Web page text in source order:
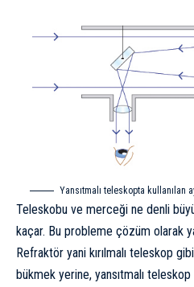
Yansıtmalı teleskopta kullanılan
Teleskobu ve merceği ne denli
kaçar. Bu probleme çözüm olarak
Refraktör yani kırılmalı teleskop
bükmek yerine, yansıtmalı